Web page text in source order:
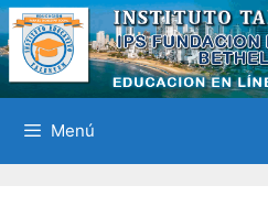
Saltar
al
contenido
Menú